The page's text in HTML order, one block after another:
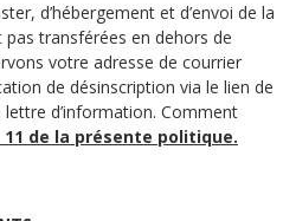
d’hébergement et d’envoi de la
transférées en dehors de
votre adresse de courrier
de désinscription via le lien de
d’information. Comment
11 de la présente politique.